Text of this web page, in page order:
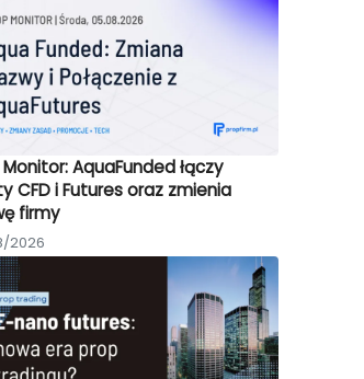
AquaFunded łączy
CFD i Futures oraz zmienia
firmy
2026